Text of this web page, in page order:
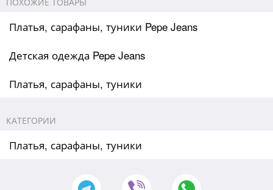
Платья, сарафаны, туники Pepe Jeans
Детская одежда Pepe Jeans
Платья, сарафаны, туники
КАТЕГОРИИ
Платья, сарафаны, туники